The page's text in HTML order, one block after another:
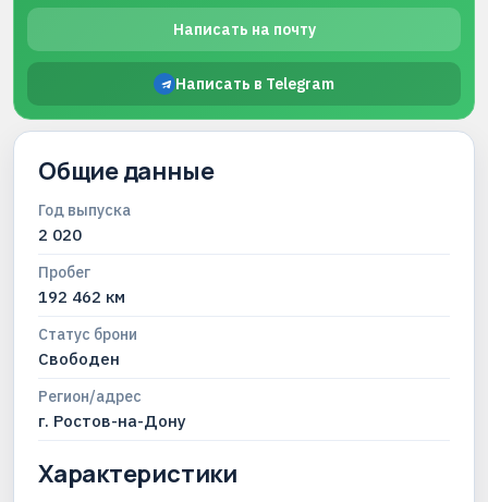
Написать на почту
Написать в Telegram
Общие данные
Год выпуска
2 020
Пробег
192 462 км
Статус брони
Свободен
Регион/адрес
г. Ростов-на-Дону
Характеристики